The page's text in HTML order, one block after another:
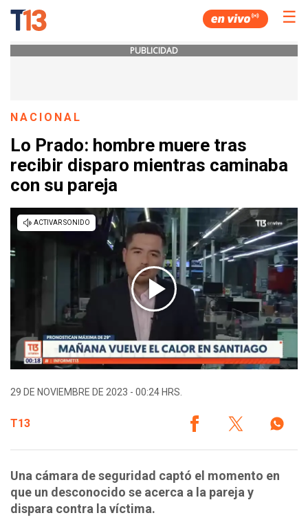
☰
PUBLICIDAD
NACIONAL
Lo Prado: hombre muere tras
recibir disparo mientras caminaba
con su pareja
29 DE NOVIEMBRE DE 2023 - 00:24 HRS.
T13
Una cámara de seguridad captó el momento en
que un desconocido se acerca a la pareja y
dispara contra la víctima.